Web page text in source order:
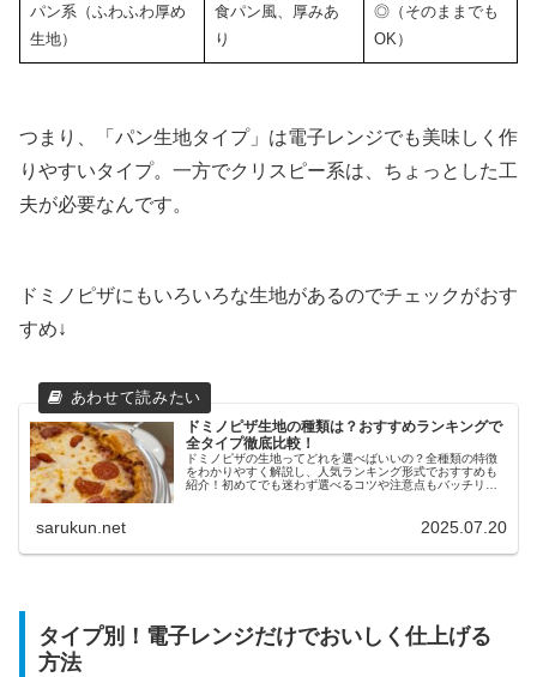
パン系（ふわふわ厚め
生地）
食パン風、厚みあ
り
◎（そのままでも
OK）
つまり、「パン生地タイプ」は電子レンジでも美味しく作
りやすいタイプ。一方でクリスピー系は、ちょっとした工
夫が必要なんです。
ドミノピザにもいろいろな生地があるのでチェックがおす
すめ↓
ドミノピザ生地の種類は？おすすめランキングで
全タイプ徹底比較！
ドミノピザの生地ってどれを選べばいいの？全種類の特徴
をわかりやすく解説し、人気ランキング形式でおすすめも
紹介！初めてでも迷わず選べるコツや注意点もバッチリま
sarukun.net 2025.07.20
タイプ別！電子レンジだけでおいしく仕上げる
方法